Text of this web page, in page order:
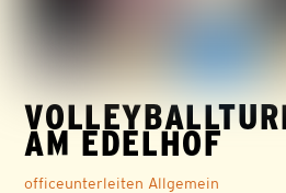
AM EDELHOF
officeunterleiten Allgemein